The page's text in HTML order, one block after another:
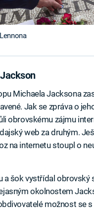
Michaela Jacksona
Jak se zpráva o
obrovskému zájmu
web za druhým.
na internetu stoupl o
a šok vystřídal obrovský
okolnostem
možnost se